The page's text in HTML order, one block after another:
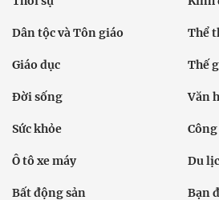
Dân tộc và Tôn giáo Thể
Giáo dục Thế
Đời sống Văn
Sức khỏe
Ô tô xe máy Du
Bất động sản Bạn